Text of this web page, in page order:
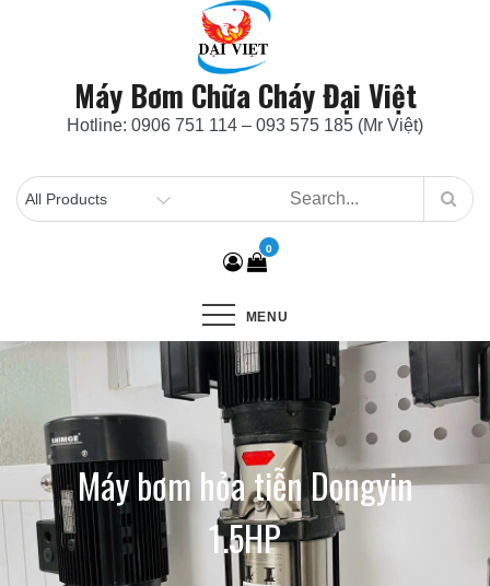
Máy Bơm Chữa Cháy Đại Việt
Hotline: 0906 751 114 – 093 575 185 (Mr Việt)
0
MENU
Máy bơm hỏa tiễn Dongyin
1.5HP